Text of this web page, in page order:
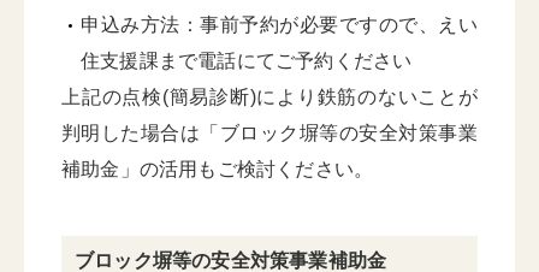
申込み方法：事前予約が必要ですので、えい
住支援課まで電話にてご予約ください
上記の点検(簡易診断)により鉄筋のないことが
判明した場合は「ブロック塀等の安全対策事業
補助金」の活用もご検討ください。
ブロック塀等の安全対策事業補助金